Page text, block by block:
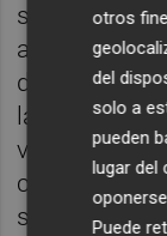
sumidero,
además de
del Juzgado
la oposición
viaje de Ortiz
constructor,
sus
otros
del
solo a
pueden
lugar del
Puede